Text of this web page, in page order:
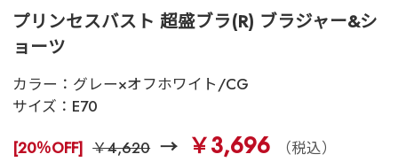
プリンセスバスト 超盛ブラ(R) ブラジャー&シ
ョーツ
カラー： グレー×オフホワイト/CG
サイズ： E70
[20％OFF] ￥4,620 ￥3,696 （税込）